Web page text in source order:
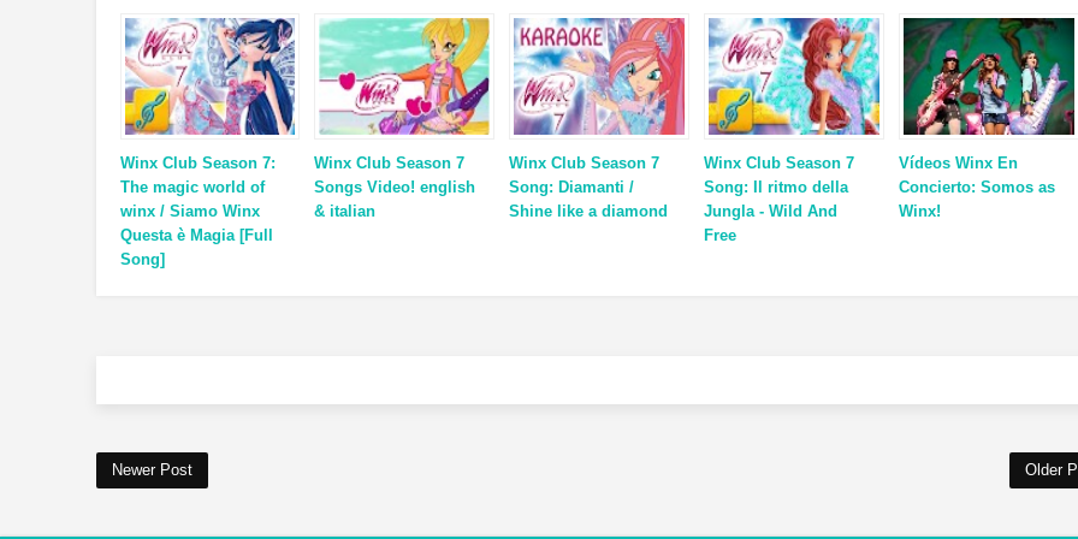
Winx Club Season 7:
The magic world of
winx / Siamo Winx
Questa è Magia [Full
Song]
Winx Club Season 7
Songs Video! english
& italian
Winx Club Season 7
Song: Diamanti /
Shine like a diamond
Winx Club Season 7
Song: Il ritmo della
Jungla - Wild And
Free
Vídeos Winx En
Concierto: Somos as
Winx!
Newer Post Older